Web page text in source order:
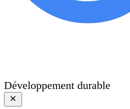
Développement durable